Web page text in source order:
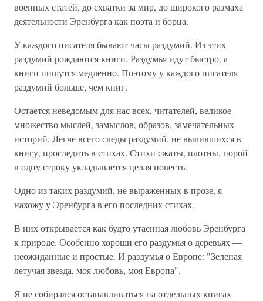
военных статей, до схватки за мир, до широкого размаха
деятельности Эренбурга как поэта и борца.
У каждого писателя бывают часы раздумий. Из этих
раздумий рождаются книги. Раздумья идут быстро, а
книги пишутся медленно. Поэтому у каждого писателя
раздумий больше, чем книг.
Остается неведомым для нас всех, читателей, великое
множество мыслей, замыслов, образов, замечательных
историй, Легче всего следы раздумий, не вылившихся в
книгу, проследить в стихах. Стихи сжаты, плотны, порой
в одну строку укладывается целая повесть.
Одно из таких раздумий, не выраженных в прозе, я
нахожу у Эренбурга в его последних стихах.
В них открывается как будто утаенная любовь Эренбурга
к природе. Особенно хороши его раздумья о деревьях —
неожиданные и простые. И раздумья о Европе: "Зеленая
летучая звезда, моя любовь, моя Европа".
Я не собирался останавливаться на отдельных книгах